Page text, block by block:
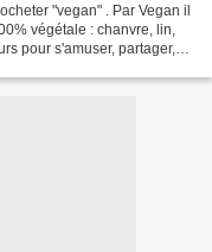
"vegan" . Par Vegan il
végétale : chanvre, lin,
pour s'amuser, partager,